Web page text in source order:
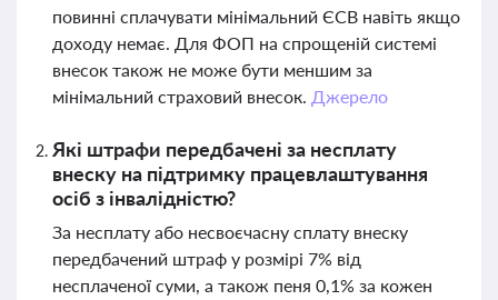
повинні сплачувати мінімальний ЄСВ навіть якщо
доходу немає. Для ФОП на спрощеній системі
внесок також не може бути меншим за
мінімальний страховий внесок. Джерело
Які штрафи передбачені за несплату
внеску на підтримку працевлаштування
осіб з інвалідністю?
За несплату або несвоєчасну сплату внеску
передбачений штраф у розмірі 7% від
несплаченої суми, а також пеня 0,1% за кожен